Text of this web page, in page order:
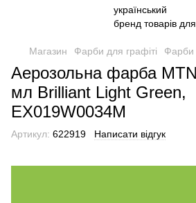
Магазин Фарби для графіті Фарби
Аерозольна фарба
мл Brilliant Light Green,
EX019W0034M
Артикул: 622919 Написати відгук